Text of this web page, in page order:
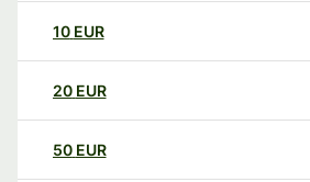
10 EUR
20 EUR
50 EUR